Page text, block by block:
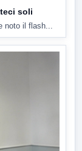
soli
il flash...